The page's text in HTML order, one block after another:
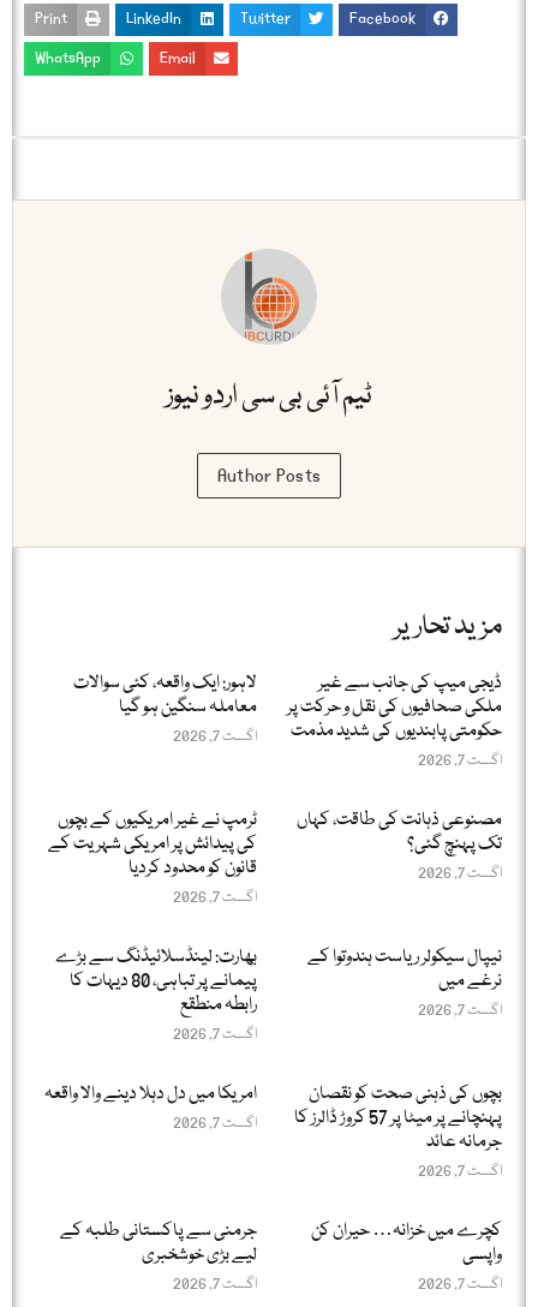
Facebook
Twitter
LinkedIn
Print
Email
WhatsApp
ٹیم آئی بی سی اردو نیوز
Author Posts
مزید تحاریر
ڈیجی میپ کی جانب سے غیر
ملکی صحافیوں کی نقل و حرکت پر
حکومتی پابندیوں کی شدید مذمت
اگست 7, 2026
لاہور: ایک واقعہ، کئی سوالات
معاملہ سنگین ہو گیا
اگست 7, 2026
مصنوعی ذہانت کی طاقت، کہاں
تک پہنچ گئی؟
اگست 7, 2026
ٹرمپ نے غیر امریکیوں کے بچوں
کی پیدائش پر امریکی شہریت کے
قانون کو محدود کردیا
اگست 7, 2026
نیپال سیکولر ریاست ہندوتوا کے
نرغے میں
اگست 7, 2026
بھارت: لینڈسلائیڈنگ سے بڑے
پیمانے پر تباہی، 80 دیہات کا
رابطہ منطقع
اگست 7, 2026
بچوں کی ذہنی صحت کو نقصان
پہنچانے پر میٹا پر 57 کروڑ ڈالرز کا
جرمانہ عائد
اگست 7, 2026
امریکا میں دل دہلا دینے والا واقعہ
اگست 7, 2026
کچرے میں خزانہ… حیران کن
واپسی
اگست 7, 2026
جرمنی سے پاکستانی طلبہ کے
لیے بڑی خوشخبری
اگست 7, 2026